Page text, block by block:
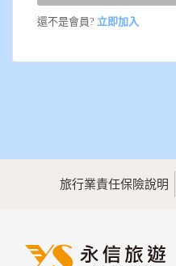
還不是會員? 立即加入
旅行業責任保險說明